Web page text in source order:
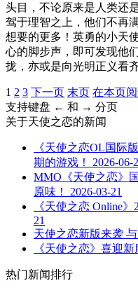
头目，不论原来是人类还
驾于理智之上，他们不再
想要的更多！英勇的小天
心的脚步声，即可发现他
拢，亦或是向光明正义看
1 2 3 下一页 末页 在本页
支持键盘 ← 和 → 分页
关于天使之恋的新闻
《天使之恋OL国际
期的游戏！
2026-06-
MMO《天使之恋》
原味！
2026-03-21
《天使之恋 Online
21
天使之恋新版来袭
《天使之恋》喜迎
热门新闻排行